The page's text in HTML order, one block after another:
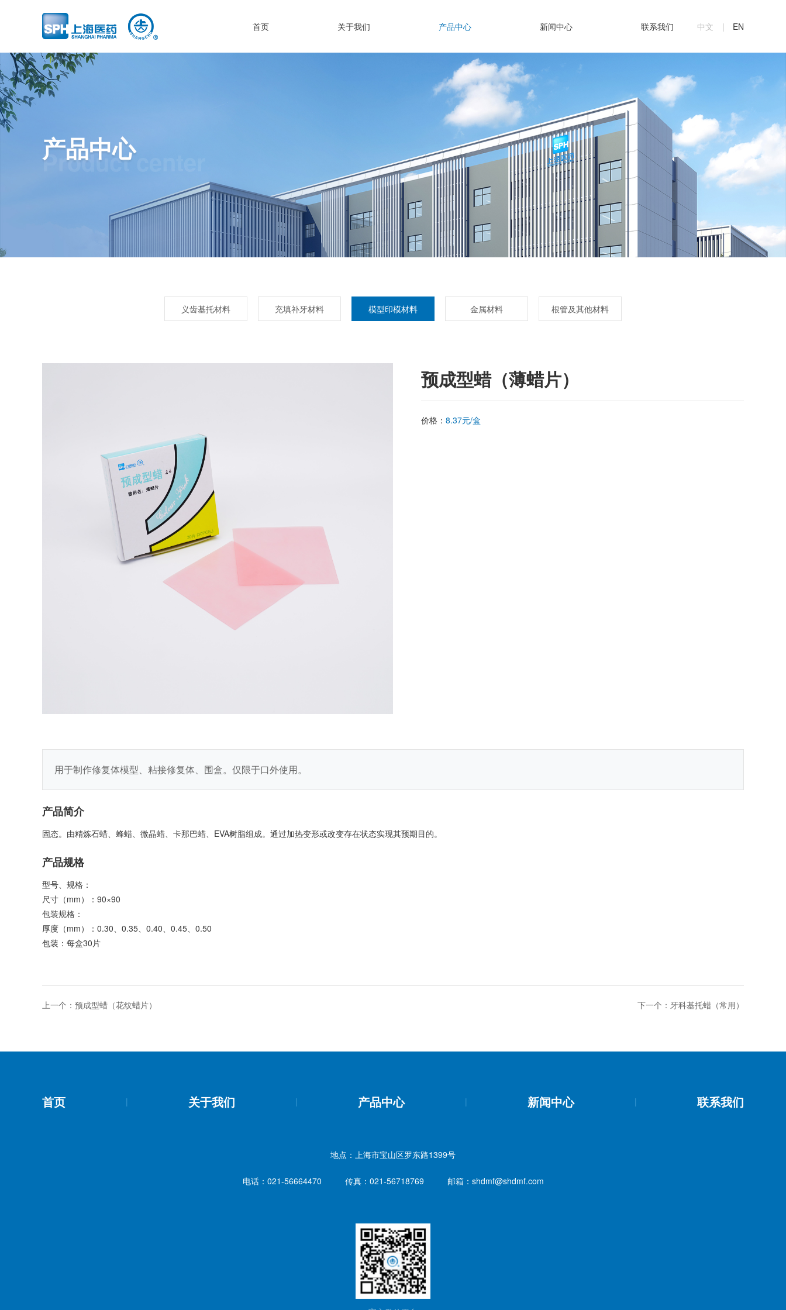
首页 关于我们 产品中心 新闻中心 联系我们 中文 | EN
产品中心
Product center
义齿基托材料 充填补牙材料 模型印模材料 金属材料 根管及其他材料
预成型蜡（薄蜡片）
价格： 8.37元/盒
用于制作修复体模型、粘接修复体、围盒。仅限于口外使用。
产品简介
固态。由精炼石蜡、蜂蜡、微晶蜡、卡那巴蜡、 EVA树脂组成。通过加热变形或改变存在状态实现其预期目的。
产品规格
型号、规格：
尺寸（mm）： 90×90
包装规格：
厚度（mm）： 0.30、 0.35、 0.40、 0.45、 0.50
包装：每盒30片
上一个： 预成型蜡（花纹蜡片） 下一个： 牙科基托蜡（常用）
首页 | 关于我们 | 产品中心 | 新闻中心 | 联系我们
地点：上海市宝山区罗东路1399号
电话：021-56664470 传真：021-56718769 邮箱： shdmf@shdmf.com